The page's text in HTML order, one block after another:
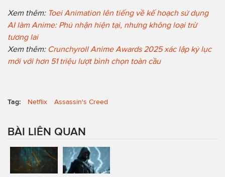
Xem thêm: Toei Animation lên tiếng về kế hoạch sử dụng
AI làm Anime: Phủ nhận hiện tại, nhưng không loại trừ
tương lai
Xem thêm: Crunchyroll Anime Awards 2025 xác lập kỷ lục
mới với hơn 51 triệu lượt bình chọn toàn cầu
Tag: Netflix Assassin's Creed
BÀI LIÊN QUAN